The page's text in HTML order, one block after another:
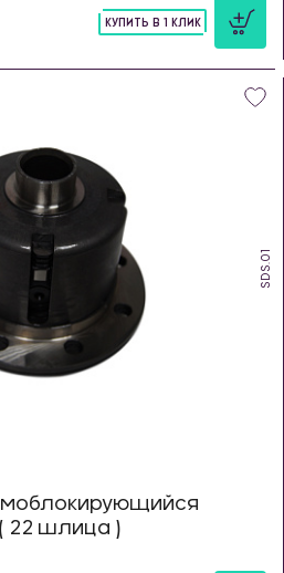
КУПИТЬ В 1 КЛИК
SDS.01
22 шлица )